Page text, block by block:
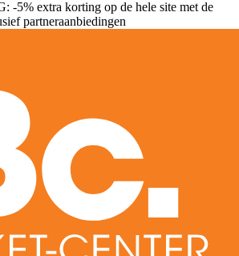
5% extra korting op de hele site met de
partneraanbiedingen